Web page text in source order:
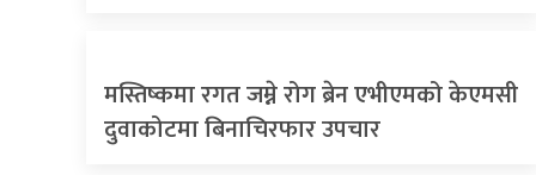
मस्तिष्कमा रगत जम्ने रोग ब्रेन एभीएमको केएमसी
दुवाकोटमा बिनाचिरफार उपचार